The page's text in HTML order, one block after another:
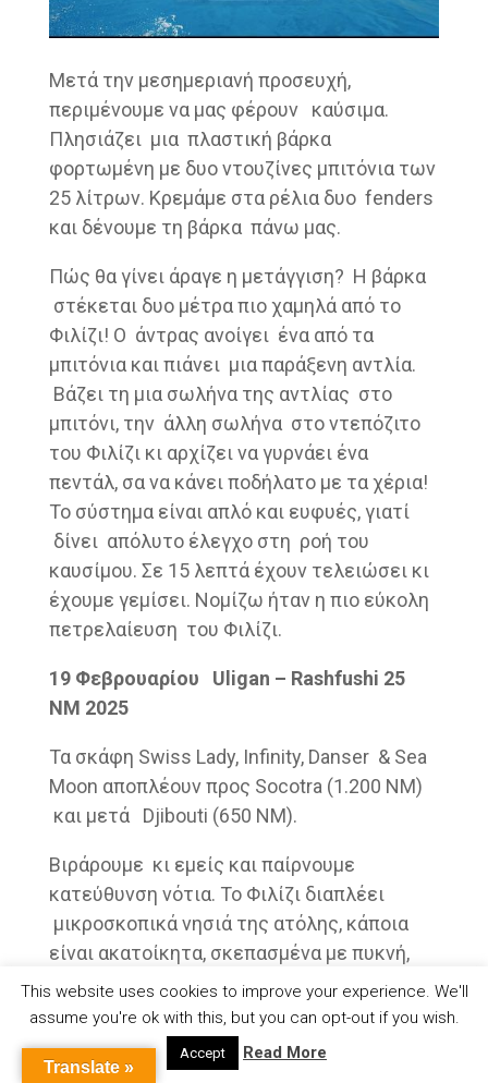
Μετά την μεσημεριανή προσευχή,
περιμένουμε να μας φέρουν καύσιμα.
Πλησιάζει μια πλαστική βάρκα
φορτωμένη με δυο ντουζίνες μπιτόνια των
25 λίτρων. Κρεμάμε στα ρέλια δυο fenders
και δένουμε τη βάρκα πάνω μας.
Πώς θα γίνει άραγε η μετάγγιση? Η βάρκα
στέκεται δυο μέτρα πιο χαμηλά από το
Φιλίζι! Ο άντρας ανοίγει ένα από τα
μπιτόνια και πιάνει μια παράξενη αντλία.
Βάζει τη μια σωλήνα της αντλίας στο
μπιτόνι, την άλλη σωλήνα στο ντεπόζιτο
του Φιλίζι κι αρχίζει να γυρνάει ένα
πεντάλ, σα να κάνει ποδήλατο με τα χέρια!
Το σύστημα είναι απλό και ευφυές, γιατί
δίνει απόλυτο έλεγχο στη ροή του
καυσίμου. Σε 15 λεπτά έχουν τελειώσει κι
έχουμε γεμίσει. Νομίζω ήταν η πιο εύκολη
πετρελαίευση του Φιλίζι.
19 Φεβρουαρίου Uligan – Rashfushi 25
NM 2025
Τα σκάφη Swiss Lady, Infinity, Danser & Sea
Moon αποπλέουν προς Socotra (1.200 ΝΜ)
και μετά Djibouti (650 ΝΜ).
Βιράρουμε κι εμείς και παίρνουμε
κατεύθυνση νότια. Το Φιλίζι διαπλέει
μικροσκοπικά νησιά της ατόλης, κάποια
είναι ακατοίκητα, σκεπασμένα με πυκνή,
τροπική βλάστηση και τριγυρισμένα από
αμμουδιές με λευκή άμμο, κοραλλιογενείς
υφάλους και τυρκουάζ νερά.
This website uses cookies to improve your experience. We'll
assume you're ok with this, but you can opt-out if you wish.
Accept Read More
Translate »